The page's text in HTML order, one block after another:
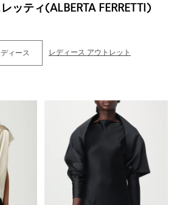
ッティ(ALBERTA FERRETTI)
ィース レディース アウトレット